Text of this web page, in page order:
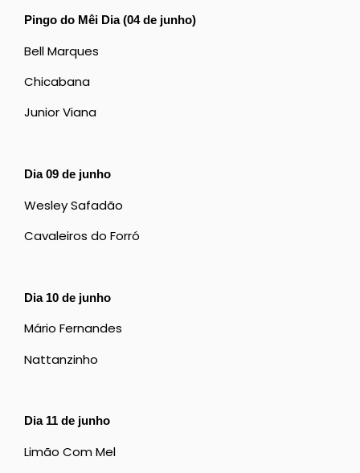
Pingo do Mêi Dia (04 de junho)
Bell Marques
Chicabana
Junior Viana
Dia 09 de junho
Wesley Safadão
Cavaleiros do Forró
Dia 10 de junho
Mário Fernandes
Nattanzinho
Dia 11 de junho
Limão Com Mel